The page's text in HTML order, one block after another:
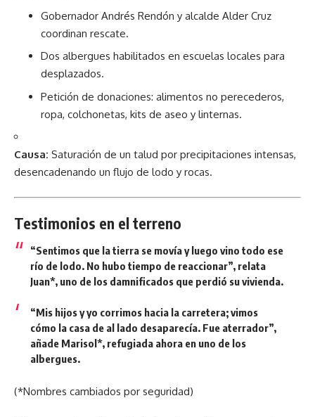
Gobernador Andrés Rendón y alcalde Alder Cruz
coordinan rescate.
Dos albergues habilitados en escuelas locales para
desplazados.
Petición de donaciones: alimentos no perecederos,
ropa, colchonetas, kits de aseo y linternas.
Causa: Saturación de un talud por precipitaciones intensas,
desencadenando un flujo de lodo y rocas.
Testimonios en el terreno
“Sentimos que la tierra se movía y luego vino todo ese
río de lodo. No hubo tiempo de reaccionar”, relata
Juan*, uno de los damnificados que perdió su vivienda.
“Mis hijos y yo corrimos hacia la carretera; vimos
cómo la casa de al lado desaparecía. Fue aterrador”,
añade Marisol*, refugiada ahora en uno de los
albergues.
(*Nombres cambiados por seguridad)